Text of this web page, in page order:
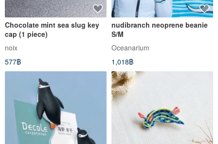
Chocolate mint sea slug key
cap (1 piece)
noix
577฿
nudibranch neoprene beanie
S/M
Oceanarium
1,018฿